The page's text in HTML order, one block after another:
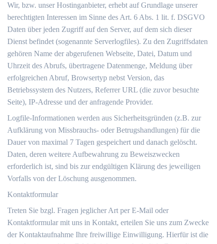
Wir, bzw. unser Hostinganbieter, erhebt auf Grundlage unserer
berechtigten Interessen im Sinne des Art. 6 Abs. 1 lit. f. DSGVO
Daten über jeden Zugriff auf den Server, auf dem sich dieser
Dienst befindet (sogenannte Serverlogfiles). Zu den Zugriffsdaten
gehören Name der abgerufenen Webseite, Datei, Datum und
Uhrzeit des Abrufs, übertragene Datenmenge, Meldung über
erfolgreichen Abruf, Browsertyp nebst Version, das
Betriebssystem des Nutzers, Referrer URL (die zuvor besuchte
Seite), IP-Adresse und der anfragende Provider.
Logfile-Informationen werden aus Sicherheitsgründen (z.B. zur
Aufklärung von Missbrauchs- oder Betrugshandlungen) für die
Dauer von maximal 7 Tagen gespeichert und danach gelöscht.
Daten, deren weitere Aufbewahrung zu Beweiszwecken
erforderlich ist, sind bis zur endgültigen Klärung des jeweiligen
Vorfalls von der Löschung ausgenommen.
Kontaktformular
Treten Sie bzgl. Fragen jeglicher Art per E-Mail oder
Kontaktformular mit uns in Kontakt, erteilen Sie uns zum Zwecke
der Kontaktaufnahme Ihre freiwillige Einwilligung. Hierfür ist die